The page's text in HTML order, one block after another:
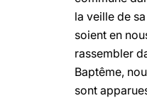
la veille de
soient en
rassembler
Baptême,
sont